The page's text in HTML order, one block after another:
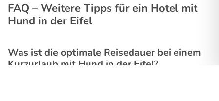
FAQ – Weitere Tipps für ein Hotel mit
Hund in der Eifel
Was ist die optimale Reisedauer bei einem
Kurzurlaub mit Hund in der Eifel?